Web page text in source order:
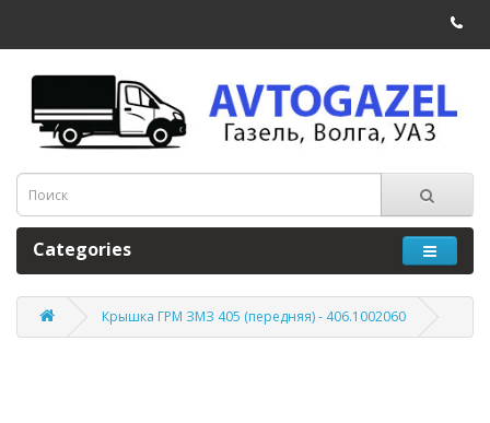
Categories
Крышка ГРМ ЗМЗ 405 (передняя) - 406.1002060